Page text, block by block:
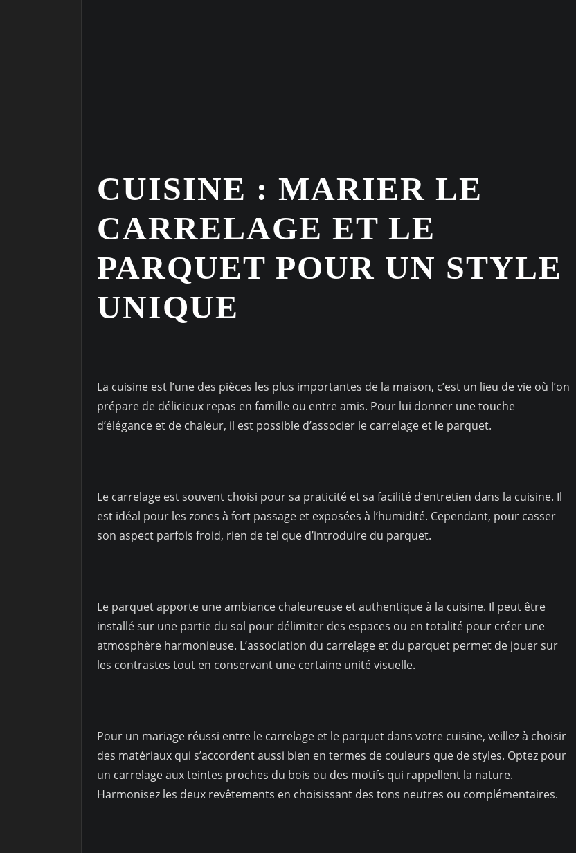
CUISINE : MARIER LE
CARRELAGE ET LE
PARQUET POUR UN STYLE
UNIQUE
La cuisine est l’une des pièces les plus importantes de la maison, c’est un lieu de vie où l’on
prépare de délicieux repas en famille ou entre amis. Pour lui donner une touche
d’élégance et de chaleur, il est possible d’associer le carrelage et le parquet.
Le carrelage est souvent choisi pour sa praticité et sa facilité d’entretien dans la cuisine. Il
est idéal pour les zones à fort passage et exposées à l’humidité. Cependant, pour casser
son aspect parfois froid, rien de tel que d’introduire du parquet.
Le parquet apporte une ambiance chaleureuse et authentique à la cuisine. Il peut être
installé sur une partie du sol pour délimiter des espaces ou en totalité pour créer une
atmosphère harmonieuse. L’association du carrelage et du parquet permet de jouer sur
les contrastes tout en conservant une certaine unité visuelle.
Pour un mariage réussi entre le carrelage et le parquet dans votre cuisine, veillez à choisir
des matériaux qui s’accordent aussi bien en termes de couleurs que de styles. Optez pour
un carrelage aux teintes proches du bois ou des motifs qui rappellent la nature.
Harmonisez les deux revêtements en choisissant des tons neutres ou complémentaires.